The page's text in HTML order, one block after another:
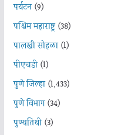
पर्यटन(9)
पश्चिम महाराष्ट्र(38)
पालखी सोहळा(1)
पीएचडी(1)
पुणे जिल्हा(1,433)
पुणे विभाग(34)
पुण्यतिथी(3)